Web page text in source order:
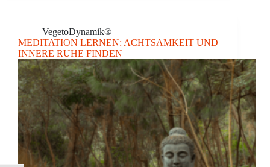
VegetoDynamik®
MEDITATION LERNEN: ACHTSAMKEIT UND
INNERE RUHE FINDEN